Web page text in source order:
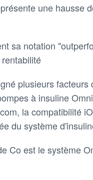
une hausse
sa notation
plusieurs
à insuline
la compatibilité
du système
Co est le système